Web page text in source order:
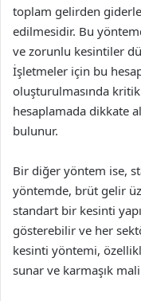
toplam gelirden
edilmesidir. Bu
ve zorunlu kesintiler
İşletmeler için bu
oluşturulmasında
hesaplamada dikkate
bulunur.
Bir diğer yöntem ise,
yöntemde, brüt gelir
standart bir kesinti
gösterebilir ve her
kesinti yöntemi,
sunar ve karmaşık